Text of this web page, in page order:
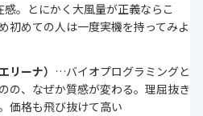
。とにかく大風量が正義ならこ
初めての人は一度実機を持ってみよ
リーナ） …バイオプログラミングと
の、なぜか質感が変わる。理屈抜き
価格も飛び抜けて高い